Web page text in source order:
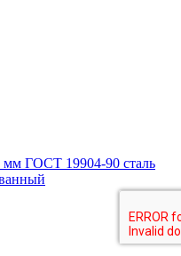
мм ГОСТ 19904-90 сталь